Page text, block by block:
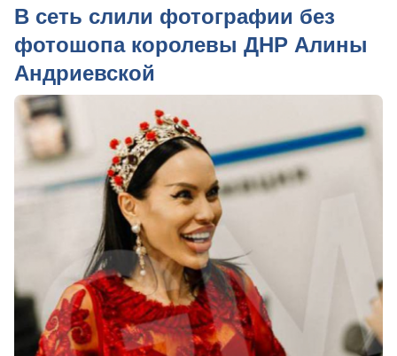
В сеть слили фотографии без
фотошопа королевы ДНР Алины
Андриевской